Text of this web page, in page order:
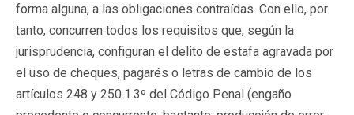
forma alguna, a las obligaciones contraídas. Con ello, por
tanto, concurren todos los requisitos que, según la
jurisprudencia, configuran el delito de estafa agravada por
el uso de cheques, pagarés o letras de cambio de los
artículos 248 y 250.1.3º del Código Penal (engaño